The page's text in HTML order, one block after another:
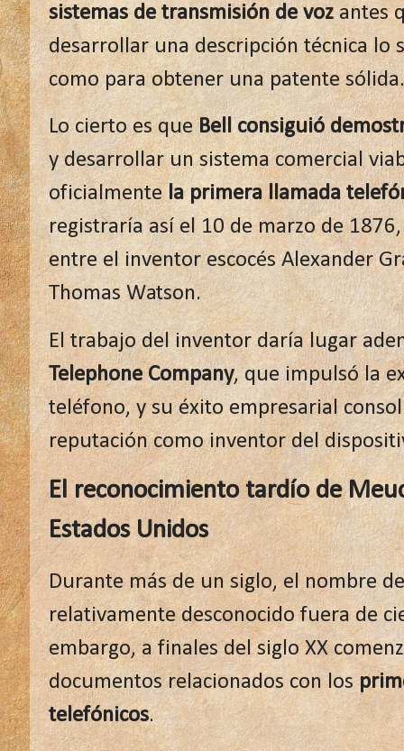
sistemas de transmisión de vozantes
desarrollar una descripción técnica lo
como para obtener una patente sólida.
Lo cierto es queBell consiguió
y desarrollar un sistema comercial
oficialmentela primera llamada
registraría así el 10 de marzo de
entre el inventor escocés Alexander
Thomas Watson.
El trabajo del inventor daría lugar
Telephone Company, que impulsó la
teléfono, y su éxito empresarial
reputación como inventor del
El reconocimiento tardío de
Estados Unidos
Durante más de un siglo, el nombre
relativamente desconocido fuera de
embargo, a finales del siglo XX
documentos relacionados con los
telefónicos.